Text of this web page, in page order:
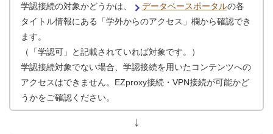
学認接続の対象かどうかは、 データベースポータルの各
タイトル情報にある「学外からのアクセス」欄から確認でき
ます。
（「学認可」と記載されていれば対象です。）
学認接続対象でない場合、学認接続を用いたコンテンツへの
アクセスはできません。EZproxy接続・VPN接続が可能かど
うかをご確認ください。
↓